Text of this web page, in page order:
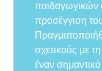
παιδαγωγικών
προσέγγιση
σχετικούς με
έναν